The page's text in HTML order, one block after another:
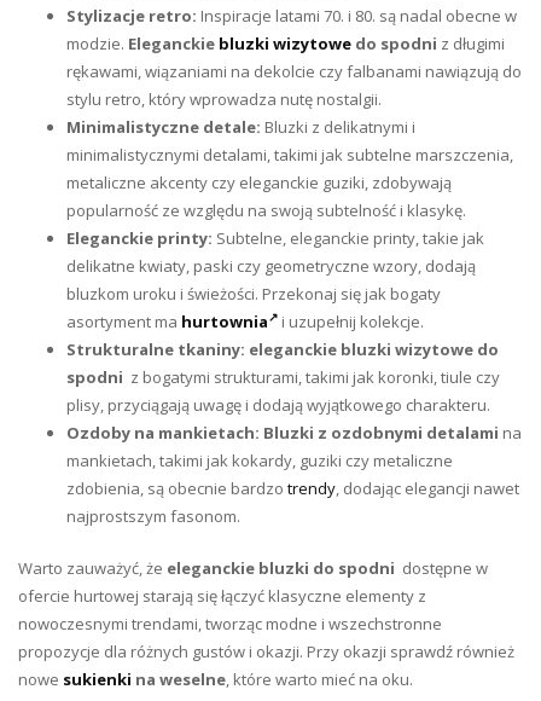
Stylizacje retro: Inspiracje latami 70. i 80. są nadal obecne w
modzie. Eleganckie bluzki wizytowe do spodni z długimi
rękawami, wiązaniami na dekolcie czy falbanami nawiązują do
stylu retro, który wprowadza nutę nostalgii.
Minimalistyczne detale: Bluzki z delikatnymi i
minimalistycznymi detalami, takimi jak subtelne marszczenia,
metaliczne akcenty czy eleganckie guziki, zdobywają
popularność ze względu na swoją subtelność i klasykę.
Eleganckie printy: Subtelne, eleganckie printy, takie jak
delikatne kwiaty, paski czy geometryczne wzory, dodają
bluzkom uroku i świeżości. Przekonaj się jak bogaty
asortyment ma hurtownia
i uzupełnij kolekcje.
Strukturalne tkaniny: eleganckie bluzki wizytowe do
spodni z bogatymi strukturami, takimi jak koronki, tiule czy
plisy, przyciągają uwagę i dodają wyjątkowego charakteru.
Ozdoby na mankietach: Bluzki z ozdobnymi detalami na
mankietach, takimi jak kokardy, guziki czy metaliczne
zdobienia, są obecnie bardzo trendy, dodając elegancji nawet
najprostszym fasonom.
Warto zauważyć, że eleganckie bluzki do spodni dostępne w
ofercie hurtowej starają się łączyć klasyczne elementy z
nowoczesnymi trendami, tworząc modne i wszechstronne
propozycje dla różnych gustów i okazji. Przy okazji sprawdź również
nowe sukienki na weselne , które warto mieć na oku.